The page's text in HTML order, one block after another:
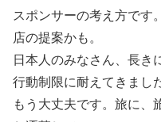
スポンサーの考え方です
店の提案かも。
日本人のみなさん、長き
行動制限に耐えてきまし
もう大丈夫です。旅に、